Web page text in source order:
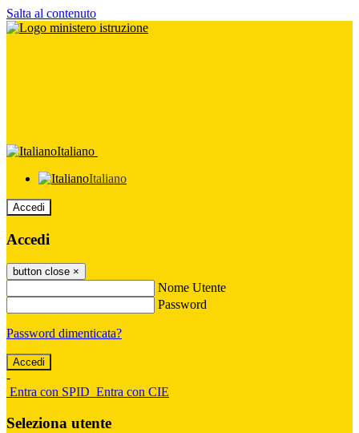
Salta al contenuto
Italiano
Italiano
Accedi
Accedi
button close ×
Nome Utente
Password
Password dimenticata?
-
Entra con SPID Entra con CIE
Seleziona utente